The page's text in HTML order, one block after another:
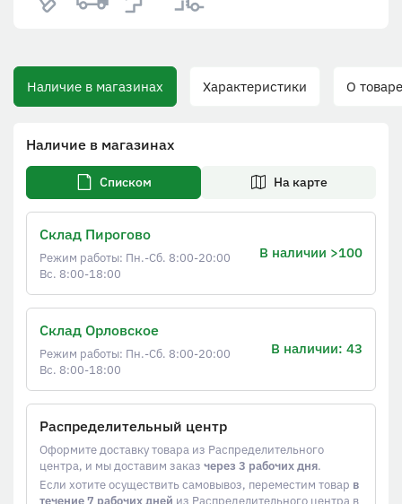
Наличие в магазинах Характеристики О товаре
Наличие в магазинах
Списком На карте
Склад Пирогово
Режим работы: Пн.-Сб. 8:00-20:00
Вс. 8:00-18:00
В наличии >100
Склад Орловское
Режим работы: Пн.-Сб. 8:00-20:00
Вс. 8:00-18:00
В наличии: 43
Распределительный центр
Оформите доставку товара из Распределительного
центра, и мы доставим заказ через 3 рабочих дня.
Если хотите осуществить самовывоз, переместим товар в
течение 7 рабочих дней из Распределительного центра в